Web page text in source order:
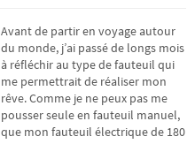
Avant de partir en voyage autour
du monde, j’ai passé de longs mois
à réfléchir au type de fauteuil qui
me permettrait de réaliser mon
rêve. Comme je ne peux pas me
pousser seule en fauteuil manuel,
que mon fauteuil électrique de 180